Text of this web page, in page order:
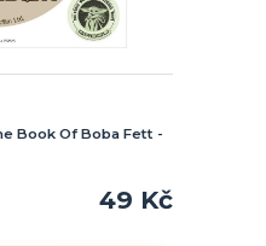
Book Of Boba Fett -
49 Kč